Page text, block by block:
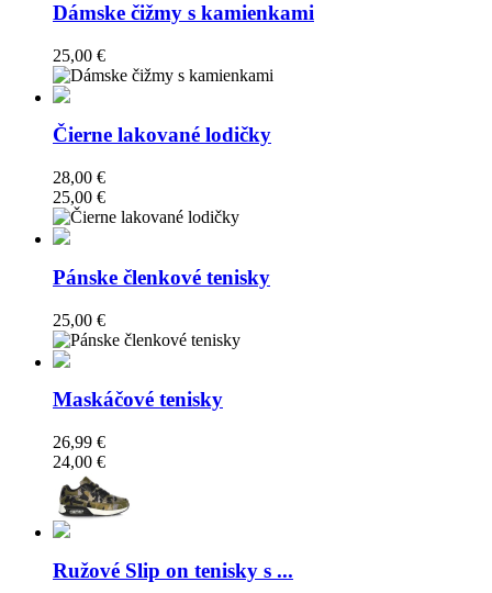
Dámske čižmy s kamienkami
25,00 €
Čierne lakované lodičky
28,00 €
25,00 €
Pánske členkové tenisky
25,00 €
Maskáčové tenisky
26,99 €
24,00 €
Ružové Slip on tenisky s ...